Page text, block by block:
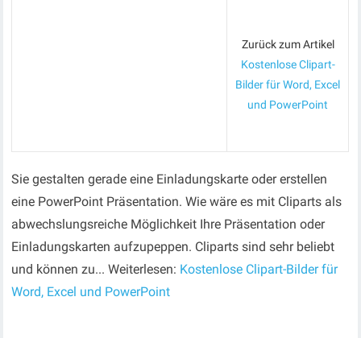
Zurück zum Artikel
Kostenlose Clipart-
Bilder für Word, Excel
und PowerPoint
Sie gestalten gerade eine Einladungskarte oder erstellen
eine PowerPoint Präsentation. Wie wäre es mit Cliparts als
abwechslungsreiche Möglichkeit Ihre Präsentation oder
Einladungskarten aufzupeppen. Cliparts sind sehr beliebt
und können zu... Weiterlesen: Kostenlose Clipart-Bilder für
Word, Excel und PowerPoint